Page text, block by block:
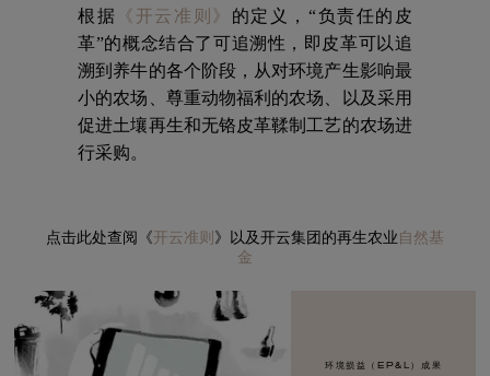
根据 《开云准则》 的定义，“负责任的皮
革”的概念结合了可追溯性，即皮革可以追
溯到养牛的各个阶段，从对环境产生影响最
小的农场、尊重动物福利的农场、以及采用
促进土壤再生和无铬皮革鞣制工艺的农场进
行采购。
点击此处查阅《开云准则 》以及开云集团的再生农业 自然基
金
环境损益（EP&L）成果